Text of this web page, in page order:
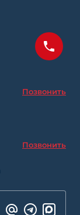
Позвонить
Позвонить